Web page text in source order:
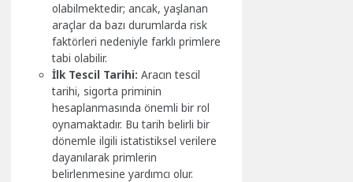
olabilmektedir; ancak, yaşlanan
araçlar da bazı durumlarda risk
faktörleri nedeniyle farklı primlere
tabi olabilir.
İlk Tescil Tarihi: Aracın tescil
tarihi, sigorta priminin
hesaplanmasında önemli bir rol
oynamaktadır. Bu tarih belirli bir
dönemle ilgili istatistiksel verilere
dayanılarak primlerin
belirlenmesine yardımcı olur.